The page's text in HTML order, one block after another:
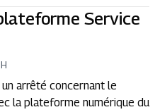
Service
arrêté concernant le
la plateforme numérique du